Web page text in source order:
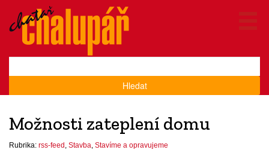
Hledat
Možnosti zateplení domu
Rubrika: rss-feed Stavba Stavíme a opravujeme